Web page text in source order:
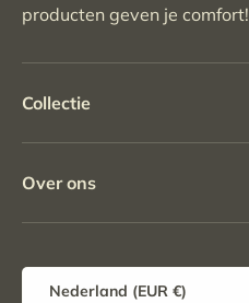
producten geven je comfort!
Collectie
Over ons
Land/Regio
Nederland (EUR €)